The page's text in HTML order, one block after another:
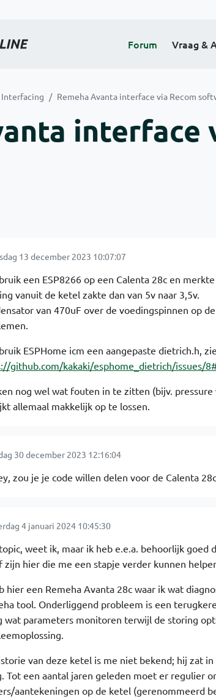
Forum Vraag &
Remeha Avanta interface via Recom
interface
13 december 2023 10:07:07
een ESP8266 op een Calenta 28c en
vanuit de ketel zakte dan van 5v naar 3,5v.
van 470uF over de voedingspinnen op
ESPHome icm een aangepaste dietrich.h,
github.com/kakaki/esphome_dietrich/issues/
nog wel wat fouten in te zitten (bijv.
allemaal makkelijk op te lossen.
30 december 2023 12:16:04
zou je je code willen delen voor de Calenta
4 januari 2024 10:45:30
weet ik, maar ik heb e.e.a. behoorlijk goed
zijn hier die me een stapje verder kunnen
hier een Remeha Avanta 28c waar ik wat
tool. Onderliggend probleem is een
wat parameters monitoren terwijl de storing
van deze ketel is me niet bekend; hij zat
Tot een aantal jaren geleden moet er regulier
aantekeningen op de ketel (gerenommeerd